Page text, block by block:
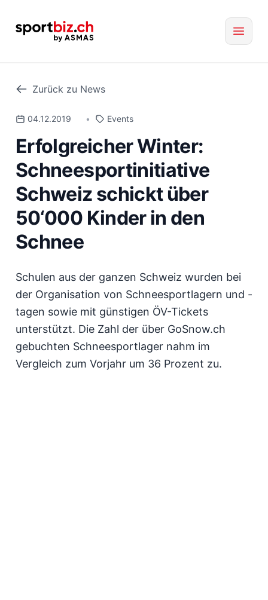
Zurück zu News
04.12.2019 • Events
Erfolgreicher Winter:
Schneesportinitiative
Schweiz schickt über
50‘000 Kinder in den
Schnee
Schulen aus der ganzen Schweiz wurden bei
der Organisation von Schneesportlagern und -
tagen sowie mit günstigen ÖV-Tickets
unterstützt. Die Zahl der über GoSnow.ch
gebuchten Schneesportlager nahm im
Vergleich zum Vorjahr um 36 Prozent zu.